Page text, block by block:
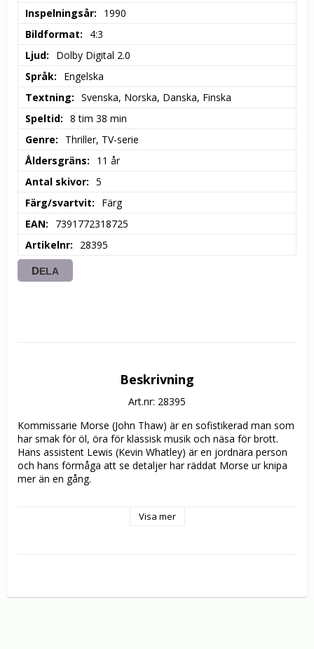
Inspelningsår
1990
Bildformat
4:3
Ljud
Dolby Digital 2.0
Språk
Engelska
Textning
Svenska, Norska, Danska, Finska
Speltid
8 tim 38 min
Genre
Thriller, TV-serie
Åldersgräns
11 år
Antal skivor
5
Färg/svartvit
Färg
EAN
7391772318725
Artikelnr
28395
DELA
Beskrivning
Art.nr: 28395
Kommissarie Morse (John Thaw) är en sofistikerad man som
har smak för öl, öra för klassisk musik och näsa för brott.
Hans assistent Lewis (Kevin Whatley) är en jordnära person
och hans förmåga att se detaljer har räddat Morse ur knipa
mer än en gång.
ETT OEMOTSTÅNDLIGT TILLFÄLLE
Visa mer